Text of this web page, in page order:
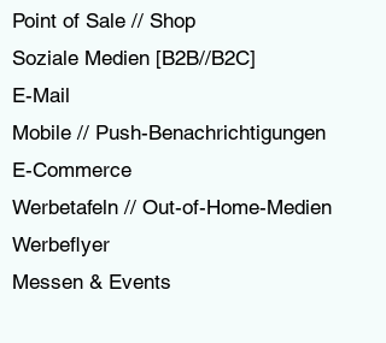
Point of Sale // Shop
Soziale Medien [B2B//B2C]
E-Mail
Mobile // Push-Benachrichtigungen
E-Commerce
Werbetafeln // Out-of-Home-Medien
Werbeflyer
Messen & Events